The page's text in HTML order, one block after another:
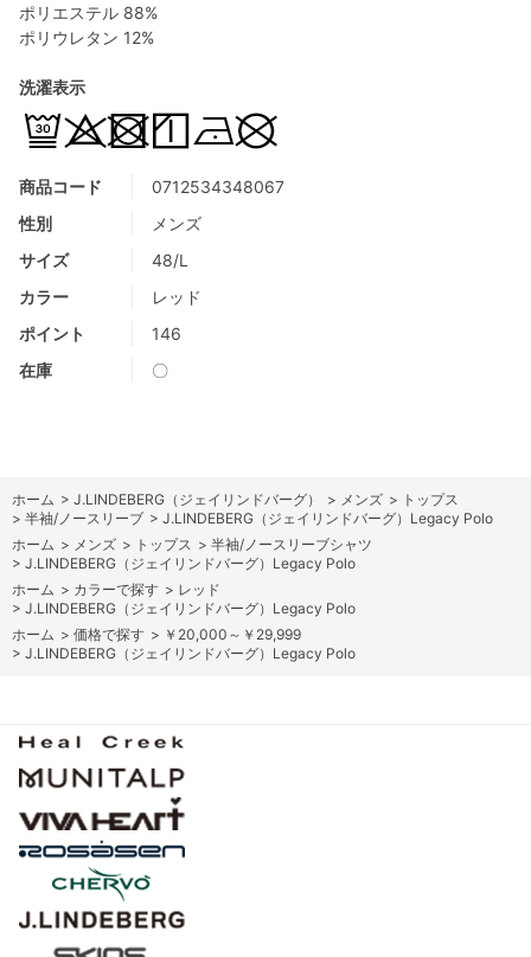
商品コード
0712534348067
性別
メンズ
サイズ
48/L
カラー
レッド
ポイント
146
在庫
〇
ポリエステル 88%
ポリウレタン 12%
洗濯表示
ホーム > J.LINDEBERG（ジェイリンドバーグ） > メンズ > トップス
> 半袖/ノースリーブ > J.LINDEBERG（ジェイリンドバーグ）Legacy Polo
ホーム > メンズ > トップス > 半袖/ノースリーブシャツ
> J.LINDEBERG（ジェイリンドバーグ）Legacy Polo
ホーム > カラーで探す > レッド
> J.LINDEBERG（ジェイリンドバーグ）Legacy Polo
ホーム > 価格で探す > ￥20,000～￥29,999
> J.LINDEBERG（ジェイリンドバーグ）Legacy Polo